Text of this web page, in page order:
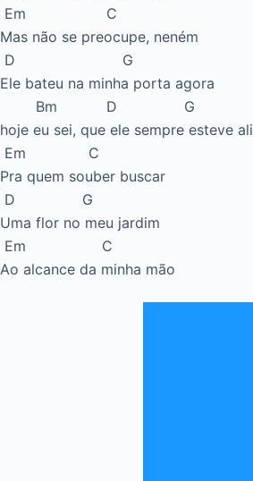
Em C
Mas não se preocupe, neném
D G
Ele bateu na minha porta agora
Bm D G
hoje eu sei, que ele sempre esteve ali
Em C
Pra quem souber buscar
D G
Uma flor no meu jardim
Em C
Ao alcance da minha mão